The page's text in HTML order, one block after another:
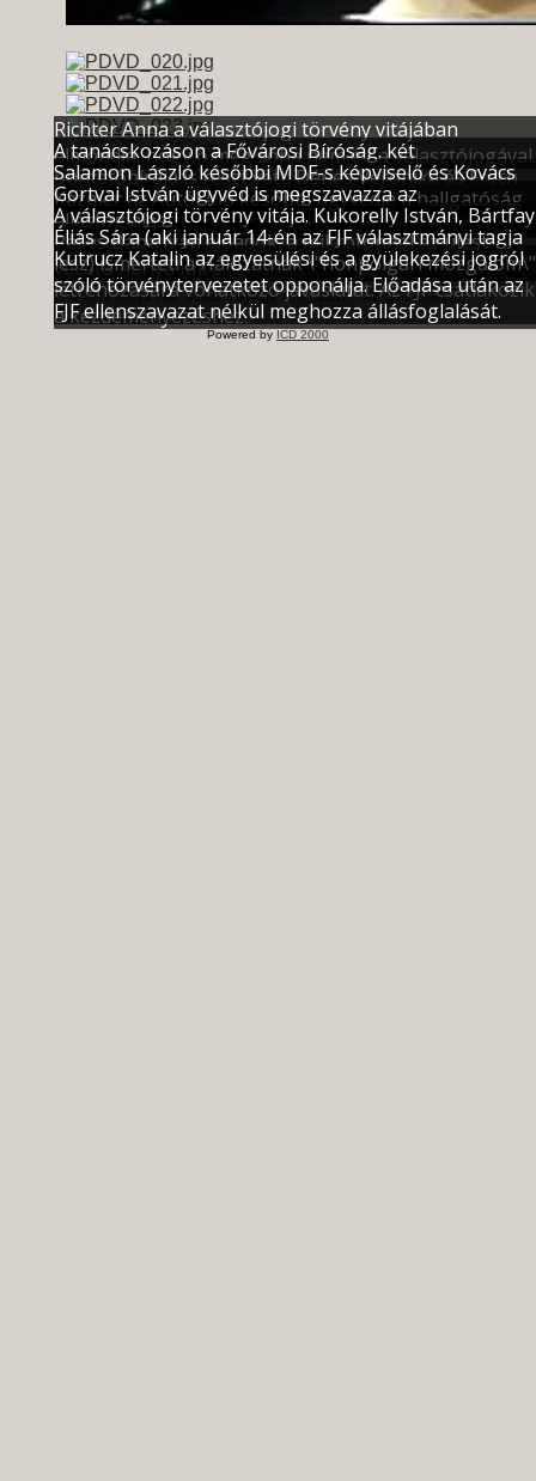
Richter Anna a választójogi törvény vitájában
elmondja, hogy ő még soha nem élt a választójogával.
A tanácskozáson a Fővárosi Bíróság. két
büntetőbírája is részt vett: Dénes Veronika és Frech
Ágnes.
Salamon László későbbi MDF-s képviselő és Kovács
Kázmér az Autóklub későbbi ügyvédje a hallgatóság
soraiban.
Gortvai István ügyvéd is megszavazza az
állásfoglalást.
A választójogi törvény vitája. Kukorelly István, Bártfay
Pál és Bába Iván előadók, a mikrofonnál az ülést
vezető Kónya Imre
Éliás Sára (aki január 14-én az FJF választmányi tagja
lesz) ismerteti a Hálózatnak \"honpolgári mozgalom\"
létrehozására vonatkozó javaslatát. Az FJF csatlakozik
a kezdeményezéshez.
Kutrucz Katalin az egyesülési és a gyülekezési jogról
szóló törvénytervezetet opponálja. Előadása után az
FJF ellenszavazat nélkül meghozza állásfoglalását.
© 2014 Kónya Imre, Sándorfi György, Tóth László — All rights reserved.
Powered by ICD 2000